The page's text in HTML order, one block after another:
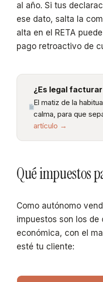
al año. Si tus
ese dato, salta la
alta en el RETA
pago retroactivo de
¿Es legal
El matiz de la
calma, para que
artículo →
Qué impuestos
Como autónomo
impuestos son los de
económica, con el
esté tu cliente: